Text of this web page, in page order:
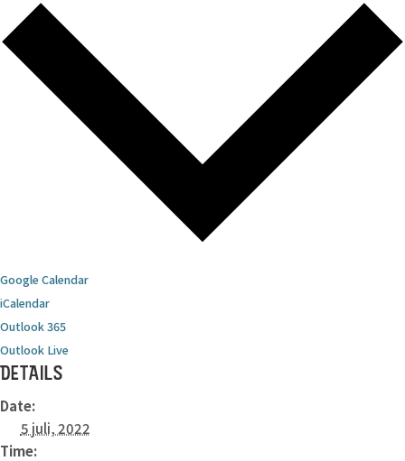
Google Calendar
iCalendar
Outlook 365
Outlook Live
DETAILS
Date:
5 juli, 2022
Time: